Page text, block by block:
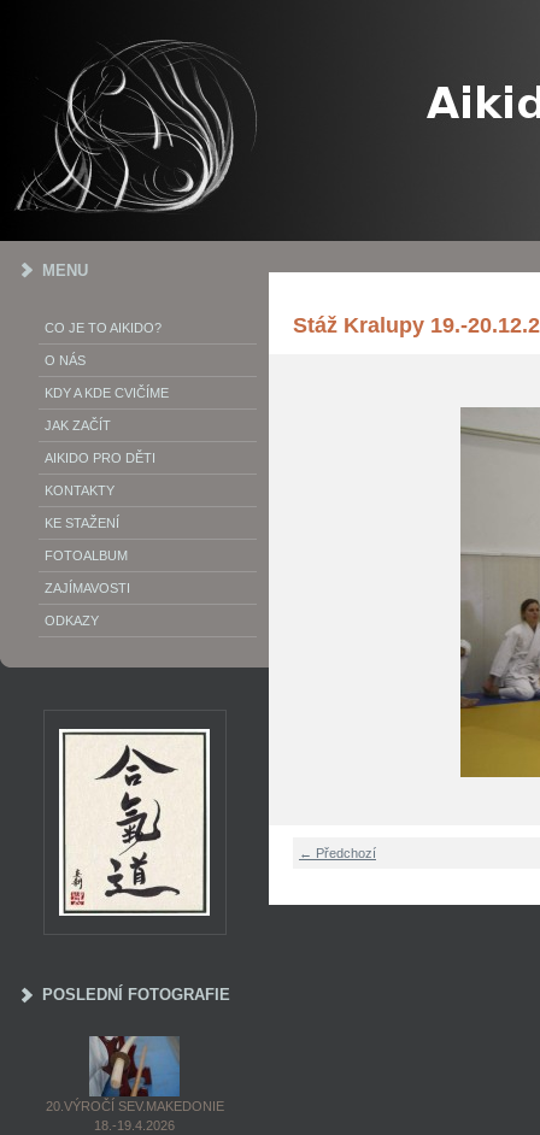
Stáž Kralupy 19.-
← Předchozí
MENU
CO JE TO AIKIDO?
O NÁS
KDY A KDE CVIČÍME
JAK ZAČÍT
AIKIDO PRO DĚTI
KONTAKTY
KE STAŽENÍ
FOTOALBUM
ZAJÍMAVOSTI
ODKAZY
POSLEDNÍ FOTOGRAFIE
20.VÝROČÍ SEV.MAKEDONIE
18.-19.4.2026